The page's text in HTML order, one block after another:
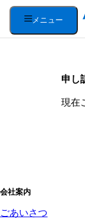
メニュー
申し
現在
会社案内
ごあいさつ